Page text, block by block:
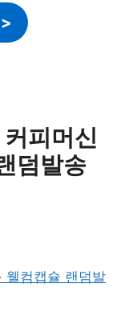
>
피머신
덤발송